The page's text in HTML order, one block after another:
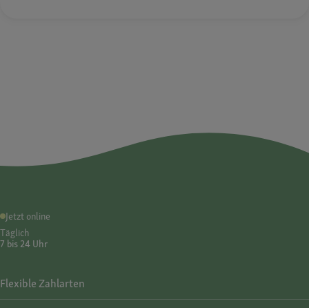
Jetzt online
Täglich
7 bis 24 Uhr
Flexible Zahlarten